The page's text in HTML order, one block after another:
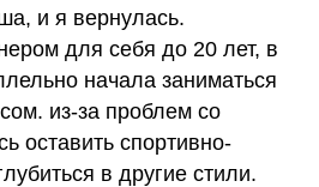
и я вернулась.
для себя до 20 лет, в
начала заниматься
из-за проблем со
оставить спортивно-
в другие стили.